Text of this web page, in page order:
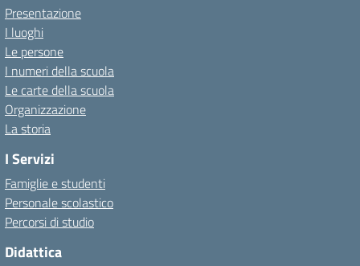
Presentazione
I luoghi
Le persone
I numeri della scuola
Le carte della scuola
Organizzazione
La storia
I Servizi
Famiglie e studenti
Personale scolastico
Percorsi di studio
Didattica